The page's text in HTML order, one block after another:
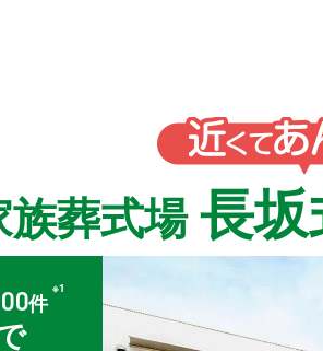
族葬式場長
件